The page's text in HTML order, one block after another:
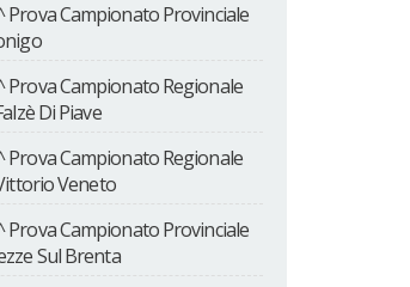
Prova Campionato Provinciale
Prova Campionato Regionale
Di Piave
Prova Campionato Regionale
Veneto
Prova Campionato Provinciale
Sul Brenta